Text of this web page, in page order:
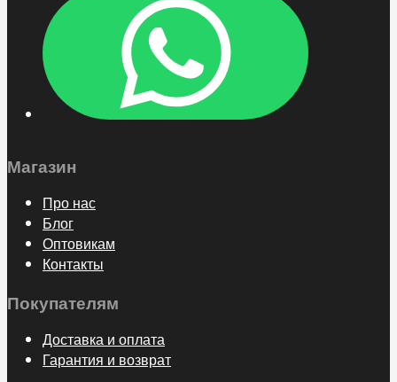
Магазин
Про нас
Блог
Оптовикам
Контакты
Покупателям
Доставка и оплата
Гарантия и возврат